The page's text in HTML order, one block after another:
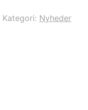
Kategori: Nyheder